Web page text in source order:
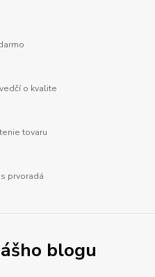
o kvalite
tovaru
prvoradá
blogu